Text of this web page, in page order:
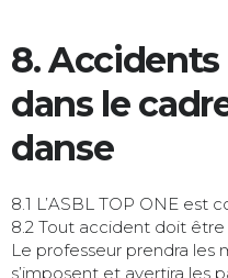
8.
dans le
danse
8.1 L’ASBL TOP ONE est
8.2 Tout accident doit être
Le professeur prendra les
s’imposent et avertira les